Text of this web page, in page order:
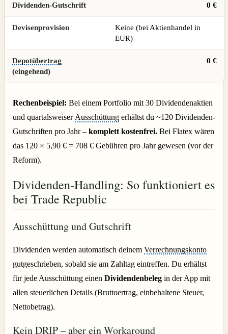
Dividenden-Gutschrift 0 €
Devisenprovision
Keine (bei Aktienhandel in
EUR)
Depotübertrag
(eingehend)
0 €
Rechenbeispiel: Bei einem Portfolio mit 30 Dividendenaktien
und quartalsweiser Ausschüttung erhältst du ~120 Dividenden-
Gutschriften pro Jahr – komplett kostenfrei. Bei Flatex wären
das 120 × 5,90 € = 708 € Gebühren pro Jahr gewesen (vor der
Reform).
Dividenden-Handling: So funktioniert es
bei Trade Republic
Ausschüttung und Gutschrift
Dividenden werden automatisch deinem Verrechnungskonto
gutgeschrieben, sobald sie am Zahltag eintreffen. Du erhältst
für jede Ausschüttung einen Dividendenbeleg in der App mit
allen steuerlichen Details (Bruttoertrag, einbehaltene Steuer,
Nettobetrag).
Kein DRIP – aber ein Workaround